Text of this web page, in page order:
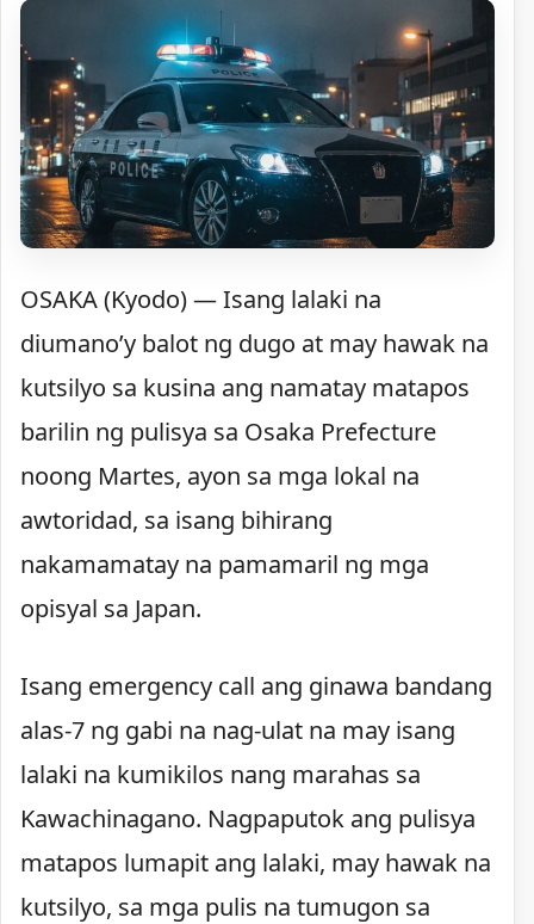
OSAKA (Kyodo) — Isang lalaki na
diumano’y balot ng dugo at may hawak na
kutsilyo sa kusina ang namatay matapos
barilin ng pulisya sa Osaka Prefecture
noong Martes, ayon sa mga lokal na
awtoridad, sa isang bihirang
nakamamatay na pamamaril ng mga
opisyal sa Japan.
Isang emergency call ang ginawa bandang
alas-7 ng gabi na nag-ulat na may isang
lalaki na kumikilos nang marahas sa
Kawachinagano. Nagpaputok ang pulisya
matapos lumapit ang lalaki, may hawak na
kutsilyo, sa mga pulis na tumugon sa